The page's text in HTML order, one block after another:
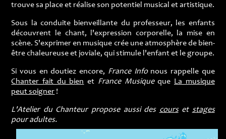
trouve sa place et réalise son potentiel musical et artistique.
Sous la conduite bienveillante du professeur, les enfants
découvrent le chant, l'expression corporelle, la mise en
scène. S'exprimer en musique crée une atmosphère de bien-
être chaleureuse et joviale, qui stimule l'enfant et le groupe.
Si vous en doutiez encore, France Infonous rappelle que
Chanter fait du bien et France Musiqueque La musique
peut soigner !
L'Atelier du Chanteur propose aussi des courset stages
pour adultes.